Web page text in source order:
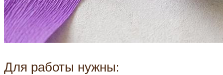
Для работы нужны: